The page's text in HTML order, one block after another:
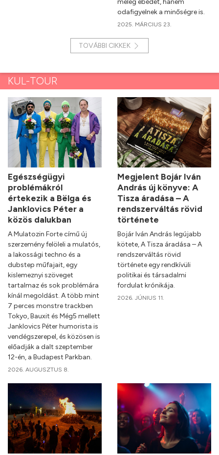
meleg ebédet, hanem
odafigyelnek a minőségre is.
2025. MÁRCIUS 23.
TOVÁBBI CIKKEK
KUL-TOUR
Egészségügyi
problémákról
értekezik a Bëlga és
Janklovics Péter a
közös dalukban
A Mulatozin Forte című új
szerzemény felöleli a mulatós,
a lakossági techno és a
dubstep műfajait, egy
kislemeznyi szöveget
tartalmaz és sok problémára
kínál megoldást. A több mint
7 perces monstre trackben
Tokyo, Bauxit és Még5 mellett
Janklovics Péter humorista is
vendégszerepel, és közösen is
előadják a dalt szeptember
12-én, a Budapest Parkban.
2026. AUGUSZTUS 8.
Megjelent Bojár Iván
András új könyve: A
Tisza áradása – A
rendszerváltás rövid
története
Bojár Iván András legújabb
kötete, A Tisza áradása – A
rendszerváltás rövid
története egy rendkívüli
politikai és társadalmi
fordulat krónikája.
2026. JÚNIUS 11.